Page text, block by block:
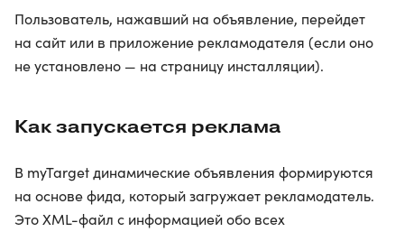
Пользователь, нажавший на объявление, перейдет
на сайт или в приложение рекламодателя (если оно
не установлено — на страницу инсталляции).
Как запускается реклама
В myTarget динамические объявления формируются
на основе фида, который загружает рекламодатель.
Это XML-файл с информацией обо всех